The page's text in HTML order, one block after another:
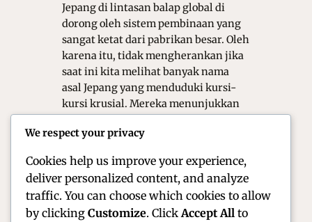
Jepang di lintasan balap global di
dorong oleh sistem pembinaan yang
sangat ketat dari pabrikan besar. Oleh
karena itu, tidak mengherankan jika
saat ini kita melihat banyak nama
asal Jepang yang menduduki kursi-
kursi krusial. Mereka menunjukkan
bawah tekanan kompetisi yang
We respect your privacy
Cookies help us improve your experience,
deliver personalized content, and analyze
traffic. You can choose which cookies to allow
by clicking Customize. Click Accept All to